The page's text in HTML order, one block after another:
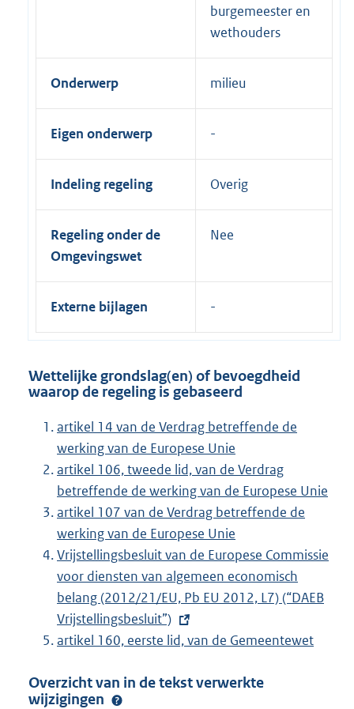
burgemeester en
wethouders
Onderwerp milieu
Eigen onderwerp
Indeling regeling Overig
Regeling onder de
Omgevingswet
Nee
Externe bijlagen
Wettelijke grondslag(en) of bevoegdheid
waarop de regeling is gebaseerd
artikel 14 van de Verdrag betreffende de
werking van de Europese Unie
artikel 106, tweede lid, van de Verdrag
betreffende de werking van de Europese Unie
artikel 107 van de Verdrag betreffende de
werking van de Europese Unie
E
x
t
e
r
e
l
Vrijstellingsbesluit van de Europese Commissie
voor diensten van algemeen economisch
belang (2012/21/EU, Pb EU 2012, L7) (“DAEB
Vrijstellingsbesluit”)
artikel 160, eerste lid, van de Gemeentewet
Overzicht van in de tekst verwerkte
wijzigingen